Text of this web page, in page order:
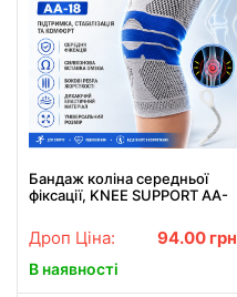
Бандаж коліна середньої
фіксації, KNEE SUPPORT AA-
/ Фіксатор колена /
Наколінник
Дроп Ціна: 94.00 грн
В наявності